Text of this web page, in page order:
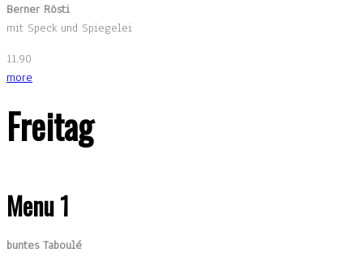
Berner Rösti
mit Speck und Spiegelei
11.90
more
Freitag
Menu 1
buntes Taboulé